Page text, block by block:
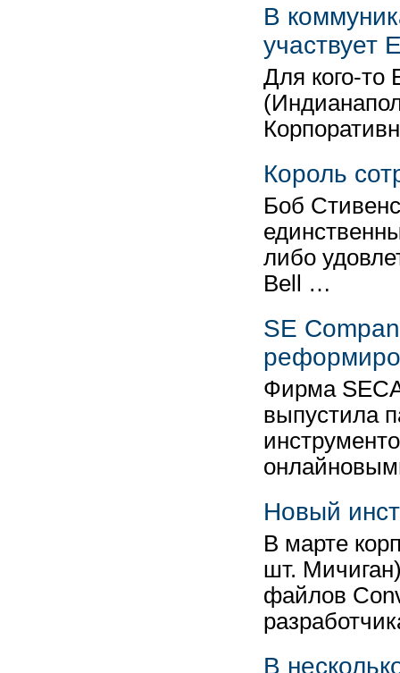
В
участвует
Для кого-то
Король
Боб
либо
Bell …
SE
Фирма
выпустила
Новый
В марте
шт.
файлов
В